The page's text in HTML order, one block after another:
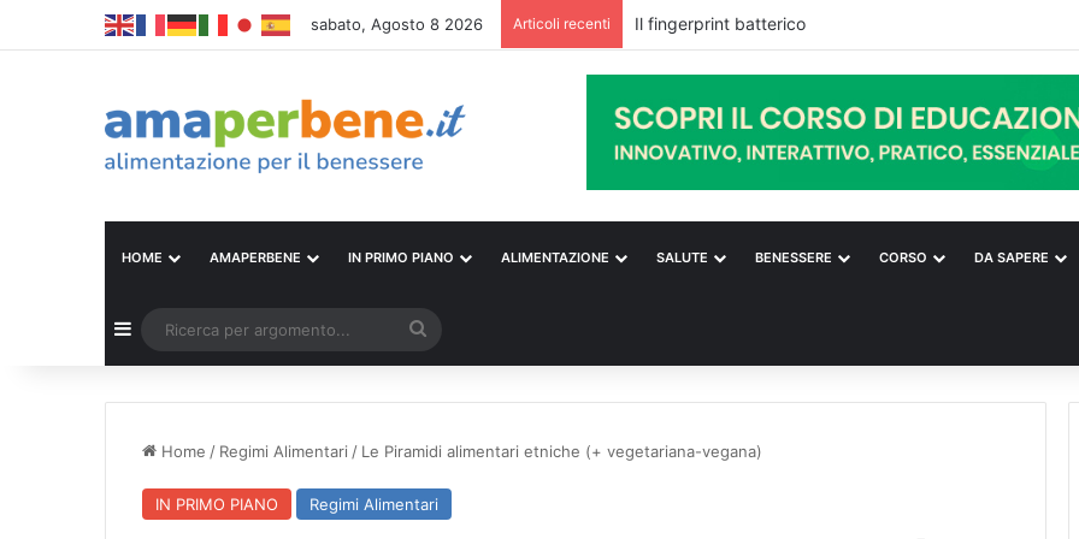
sabato, Agosto 8 2026 Articoli recenti
HOME AMAPERBENE IN PRIMO PIANO ALIMENTAZIONE SALUTE BENESSERE CORSO DA SAPERE
Barra laterale
per
Home / Regimi Alimentari / Le Piramidi alimentari etniche (+ vegetariana-vegana)
IN PRIMO PIANO Regimi Alimentari